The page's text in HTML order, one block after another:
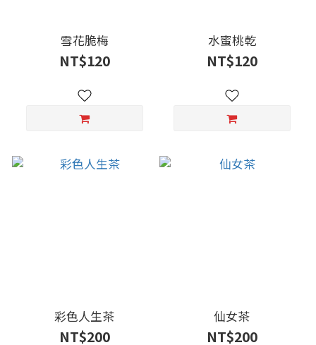
雪花脆梅
NT$120
水蜜桃乾
NT$120
彩色人生茶
NT$200
仙女茶
NT$200